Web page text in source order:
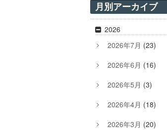
月別アーカイブ
2026
2026年7月 (23)
2026年6月 (16)
2026年5月 (3)
2026年4月 (18)
2026年3月 (20)